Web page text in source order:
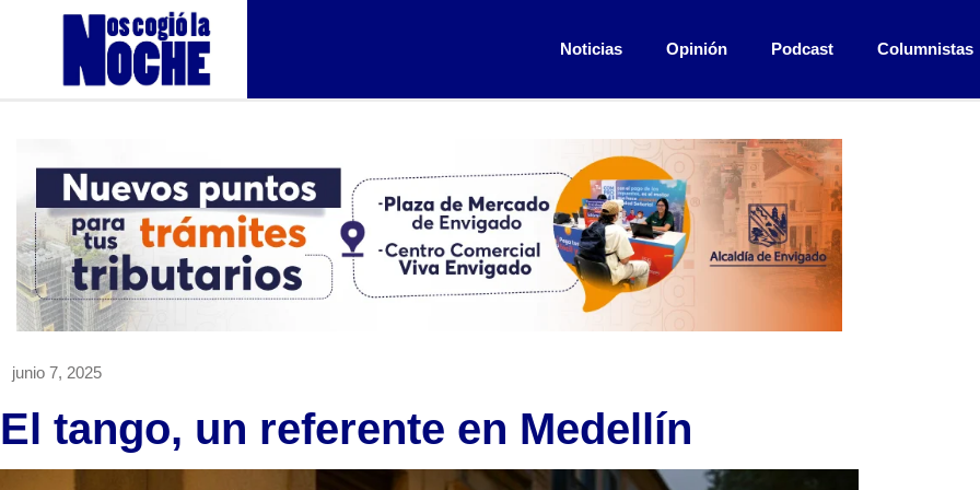
Noticias Opinión Podcast Columnistas
junio 7, 2025
El tango, un referente en Medellín